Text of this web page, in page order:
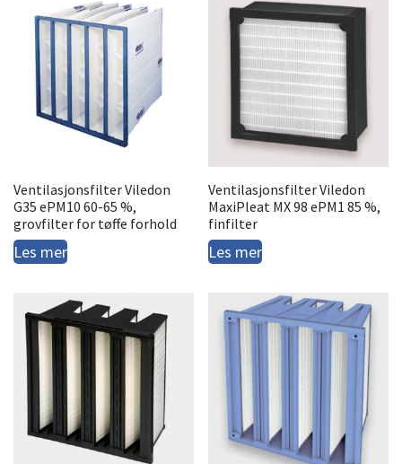
Ventilasjonsfilter Viledon
G35 ePM10 60-65 %,
grovfilter for tøffe forhold
Les mer
Ventilasjonsfilter Viledon
MaxiPleat MX 98 ePM1 85 %,
finfilter
Les mer